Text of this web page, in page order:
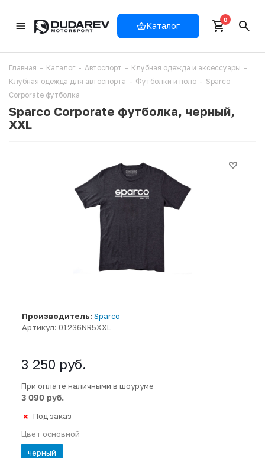
Каталог
0
Главная - Каталог - Автоспорт - Клубная одежда и аксессуары -
Клубная одежда для автоспорта - Футболки и поло - Sparco
Corporate футболка
Sparco Corporate футболка, черный,
XXL
Артикул: 01236NR5XXL
Производитель: Sparco
3 250 руб.
При оплате наличными в шоуруме
3 090 руб.
Под заказ
Цвет основной
черный